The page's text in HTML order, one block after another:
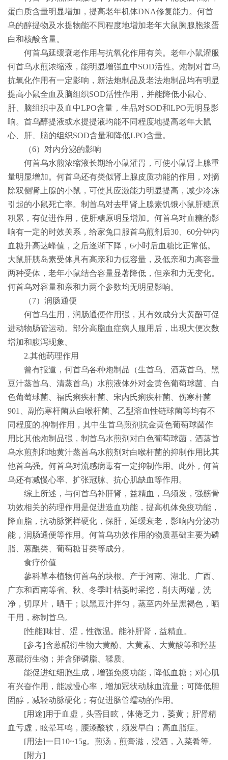
蛋白质含量明显增加，提高老年机体DNA修复能力。何首
乌的醇提物及水提物能不同程度地增加老年大鼠胸腺胞浆蛋
白和核酸含量。
何首乌延缓衰老作用与抗氧化作用有关。老年小鼠灌服
何首乌水煎浓缩液，能明显增强血中SOD活性。炮制对首乌
抗氧化作用有一定影响，新法炮制品及老法炮制品均有明显
提高小鼠全血及脑组织SOD活性作用，并能降低小鼠心、
肝、脑组织中及血中LPO含量，生品对SOD和LPO无明显影
响。首乌醇提液或水提提液均能不同程度地提高老年大鼠
心、肝、脑的组织SOD含量和降低LPO含量。
（6）对内分泌的影响
何首乌水煎浓缩液长期给小鼠灌胃，可使小鼠肾上腺重
量明显增加。何首乌还有类似肾上腺皮质功能的作用，对摘
除双侧肾上腺的小鼠，可使其应激能力明显提高，减少冷冻
引起的小鼠死亡率。制首乌对去甲肾上腺素饥饿小鼠肝糖原
积累，有促进作用，使肝糖原明显增加。何首乌对血糖的影
响有一定的时效关系，给家兔口服首乌煎剂后30 60分钟内
血糖升高达峰值，之后逐渐下降， 6小时后血糖比正常低。
大鼠肝胰岛素受体具有高亲和力低容量，及低亲和力高容量
两种受体，老年小鼠结合容量显著降低，但亲和力无变化。
何首乌对容量和亲和力两个参数均无明显影响。
（7）润肠通便
何首乌生用，润肠通便作用强，其有效成分大黄酚可促
进动物肠管运动。部分高脂血症病人服用后，出现大便次数
增加和腹泻现象。
2.其他药理作用
曾有报道，何首乌各种炮制品（生首乌、酒蒸首乌、黑
豆汁蒸首乌、清蒸首乌）水煎液体外对金黄色葡萄球菌、白
色葡萄球菌、福氏痢疾杆菌、宋内氏痢疾杆菌、伤寒杆菌
901
、副伤寒杆菌从白喉杆菌、乙型溶血性链球菌等均有不
同程度的.抑制作用，其中生首乌煎剂抗金黄色葡萄球菌作
用比其他炮制品强，制首乌水煎剂对白色葡萄球菌，酒蒸首
乌水煎剂和地黄汁蒸首乌水煎剂对白喉杆菌的抑制作用比其
他首乌强。何首乌对流感病毒有一定抑制作用。此外，何首
乌还有减慢心率、扩张冠脉、抗心肌缺血等作用。
综上所述，与何首乌补肝肾，益精血，乌须发，强筋骨
功效相关的药理作用是促进造血功能，提高机体免疫功能，
降血脂，抗动脉粥样硬化，保肝，延缓衰老，影响内分泌功
能，润肠通便等作用。何首乌功效作用的物质基础主要为磷
脂、蒽醌类、葡萄糖苷类等成分。
食疗价值
蓼科草本植物何首乌的块根。产于河南、湖北、广西、
广东和西南等省。秋、冬季叶枯萎时采挖，削去两端，洗
净，切厚片，晒干；以黑豆汁拌匀，蒸至内外呈黑褐色，晒
干用，称制首乌。
[性能]味甘、涩，性微温。能补肝肾，益精血。
[参考]含蒽醌衍生物大黄酚、大黄素、大黄酸等和羟基
蒽醌衍生物；并含卵磷脂、鞣质。
能促进红细胞生成，增强免疫功能，降低血糖；对心肌
有兴奋作用，能减慢心率，增加冠状动脉血流量；可降低胆
固醇，减轻动脉硬化；有促进肠管蠕动的作用。
[用途]用于血虚，头昏目眩，体倦乏力，萎黄；肝肾精
血亏虚，眩晕耳鸣，腰漆酸软，须发早白；高血脂症。
[用法]一日 10~15g。煎汤，煎膏滋，浸酒，入菜肴等。
[附方]